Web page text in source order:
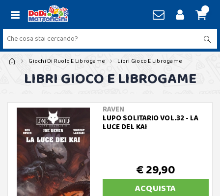
Giochi Di Ruolo E Librogame Libri Gioco E Librogame
LIBRI GIOCO E LIBROGAME
RAVEN
LUPO SOLITARIO VOL.32 - LA
LUCE DEL KAI
€ 29,90
ACQUISTA